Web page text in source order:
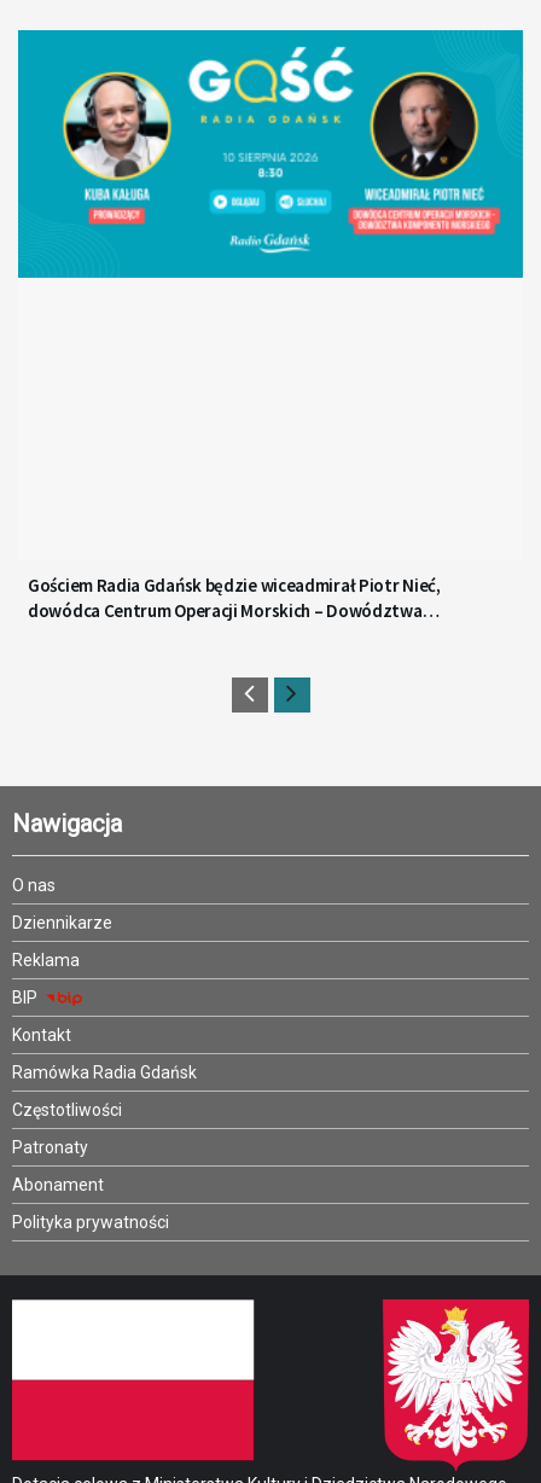
Gościem Radia Gdańsk będzie wiceadmirał Piotr Nieć,
dowódca Centrum Operacji Morskich – Dowództwa
Nawigacja
O nas
Dziennikarze
Reklama
BIP
Kontakt
Ramówka Radia Gdańsk
Częstotliwości
Patronaty
Abonament
Polityka prywatności